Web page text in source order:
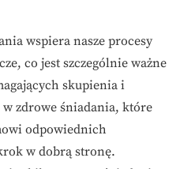
wspiera nasze procesy
co jest szczególnie ważne
skupienia i
zdrowe śniadania, które
odpowiednich
w dobrą stronę.